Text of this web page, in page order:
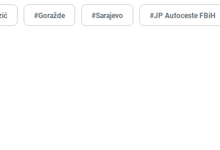
#Goražde #Sarajevo #JP Autoceste FBiH